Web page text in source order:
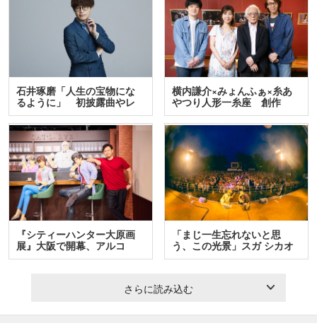
石井琢磨「人生の宝物にな
るように」 初披露曲やレ
ア…
横内謙介×みょんふぁ×糸あ
やつり人形一糸座 創作
人…
『シティーハンター大原画
展』大阪で開幕、アルコ
＆…
「まじ一生忘れないと思
う、この光景」スガ シカオ
と…
さらに読み込む